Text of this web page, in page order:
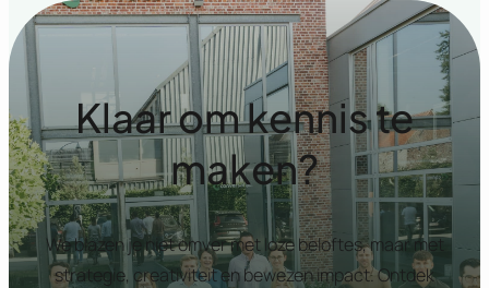
Klaar om kennis te
maken?
We blazen je niet omver met loze beloftes, maar met
strategie, creativiteit en bewezen impact. Ontdek